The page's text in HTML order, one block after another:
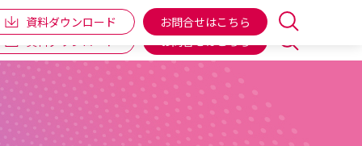
企業情報 IR情報 個人向け商品 ENGLISH
資料ダウンロード お問合せはこちら
資料ダウンロード お問合せはこちら